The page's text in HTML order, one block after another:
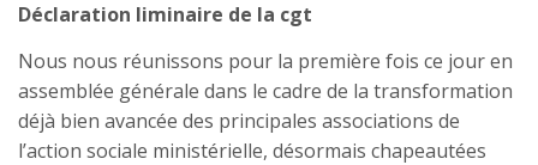
Déclaration liminaire de la cgt
Nous nous réunissons pour la première fois ce jour en
assemblée générale dans le cadre de la transformation
déjà bien avancée des principales associations de
l’action sociale ministérielle, désormais chapeautées